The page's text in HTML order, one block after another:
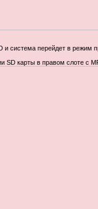
и система перейдет в режим
SD карты в правом слоте с